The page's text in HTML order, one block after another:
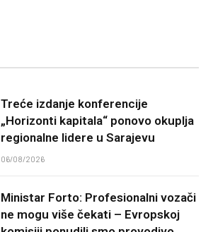
Treće izdanje konferencije
„Horizonti kapitala“ ponovo okuplja
regionalne lidere u Sarajevu
06/08/2026
Ministar Forto: Profesionalni vozači
ne mogu više čekati – Evropskoj